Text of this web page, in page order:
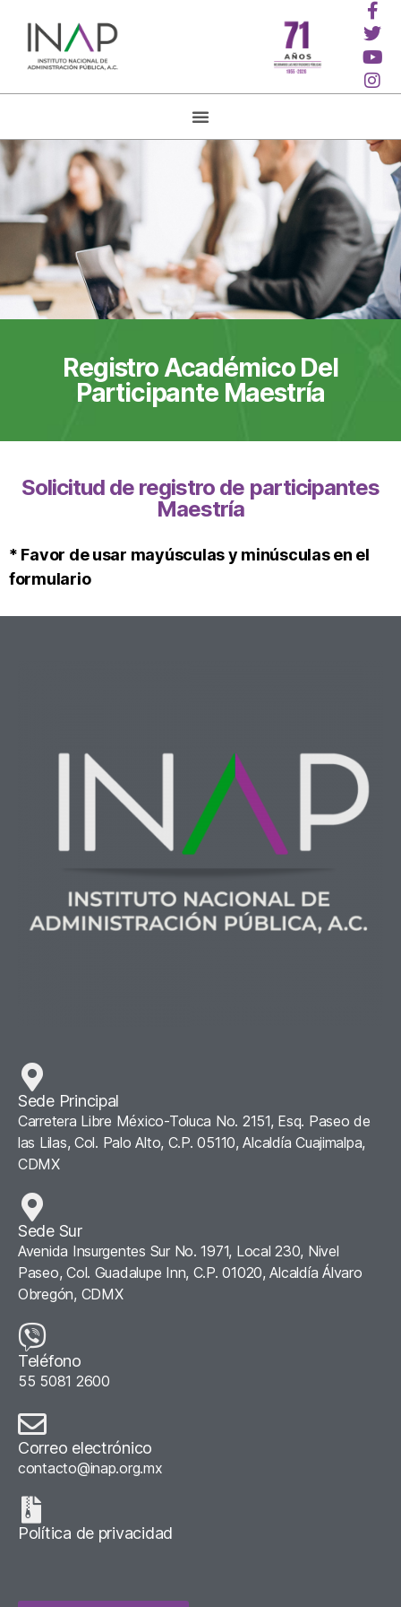
Registro Académico Del
Participante Maestría
Solicitud de registro de participantes
Maestría
* Favor de usar mayúsculas y minúsculas en el
formulario
Sede Principal
Carretera Libre México-Toluca No. 2151, Esq. Paseo de
las Lilas, Col. Palo Alto, C.P. 05110, Alcaldía Cuajimalpa,
CDMX
Sede Sur
Avenida Insurgentes Sur No. 1971, Local 230, Nivel
Paseo, Col. Guadalupe Inn, C.P. 01020, Alcaldía Álvaro
Obregón, CDMX
Teléfono
55 5081 2600
Correo electrónico
contacto@inap.org.mx
Política de privacidad